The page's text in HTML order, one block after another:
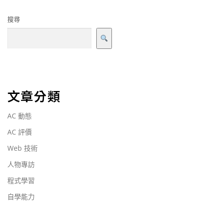
搜尋
文章分類
AC 動態
AC 評價
Web 技術
人物專訪
程式學習
自學能力